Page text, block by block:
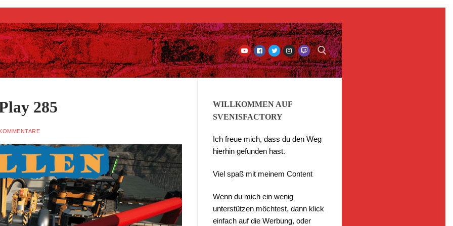
285
WILLKOMMEN AUF
SVENISFACTORY
Ich freue mich, dass du den Weg
hierhin gefunden hast.
Viel spaß mit meinem Content
Wenn du mich ein wenig
unterstützen möchtest, dann klick
einfach auf die Werbung, oder